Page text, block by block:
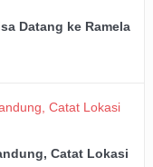
Datang ke Ramela
Catat Lokasi